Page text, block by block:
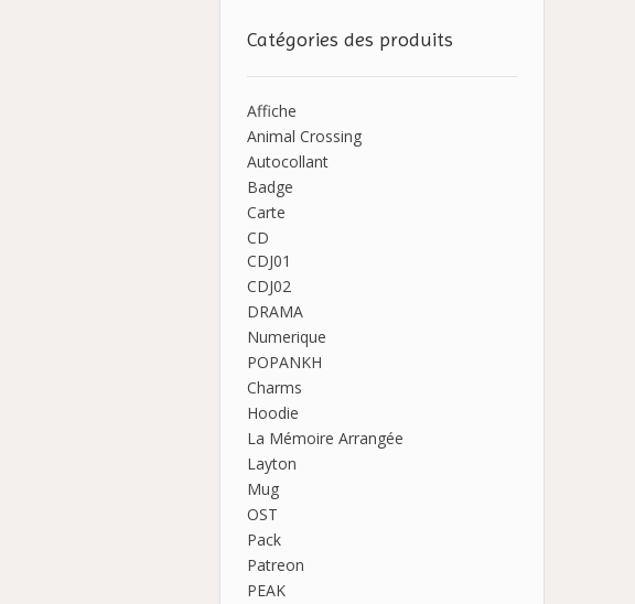
Catégories des produits
Affiche
Animal Crossing
Autocollant
Badge
Carte
CD
CDJ01
CDJ02
DRAMA
Numerique
POPANKH
Charms
Hoodie
La Mémoire Arrangée
Layton
Mug
OST
Pack
Patreon
PEAK